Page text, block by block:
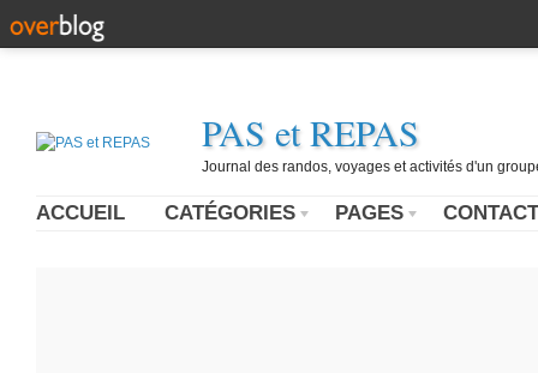
PAS et REPAS
Journal des randos, voyages et activités d'un
ACCUEIL CATÉGORIES PAGES CONTACT